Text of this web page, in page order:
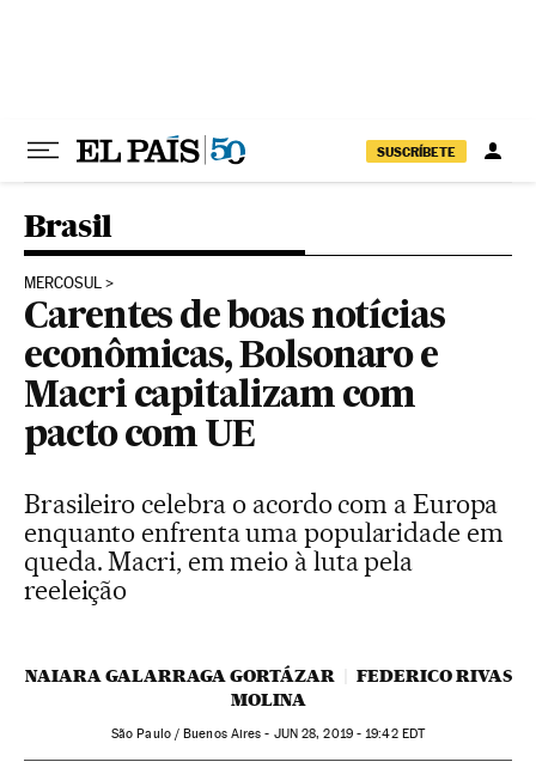
SUSCRÍBETE
Brasil
MERCOSUL
Carentes de boas notícias
econômicas, Bolsonaro e
Macri capitalizam com
pacto com UE
Brasileiro celebra o acordo com a Europa
enquanto enfrenta uma popularidade em
queda. Macri, em meio à luta pela
reeleição
NAIARA GALARRAGA GORTÁZAR
FEDERICO RIVAS
MOLINA
São Paulo / Buenos Aires - JUN28, 2019 - 19:42EDT